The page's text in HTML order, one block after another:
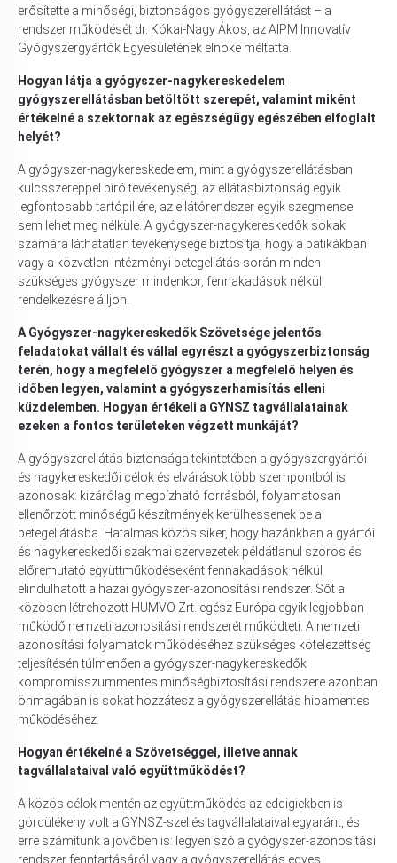
erősítette a minőségi, biztonságos gyógyszerellátást – a
rendszer működését dr. Kókai-Nagy Ákos, az AIPM Innovatív
Gyógyszergyártók Egyesületének elnöke méltatta.
Hogyan látja a gyógyszer-nagykereskedelem
gyógyszerellátásban betöltött szerepét, valamint miként
értékelné a szektornak az egészségügy egészében elfoglalt
helyét?
A gyógyszer-nagykereskedelem, mint a gyógyszerellátásban
kulcsszereppel bíró tevékenység, az ellátásbiztonság egyik
legfontosabb tartópillére, az ellátórendszer egyik szegmense
sem lehet meg nélküle. A gyógyszer-nagykereskedők sokak
számára láthatatlan tevékenysége biztosítja, hogy a patikákban
vagy a közvetlen intézményi betegellátás során minden
szükséges gyógyszer mindenkor, fennakadások nélkül
rendelkezésre álljon.
A Gyógyszer-nagykereskedők Szövetsége jelentős
feladatokat vállalt és vállal egyrészt a gyógyszerbiztonság
terén, hogy a megfelelő gyógyszer a megfelelő helyen és
időben legyen, valamint a gyógyszerhamisítás elleni
küzdelemben. Hogyan értékeli a GYNSZ tagvállalatainak
ezeken a fontos területeken végzett munkáját?
A gyógyszerellátás biztonsága tekintetében a gyógyszergyártói
és nagykereskedői célok és elvárások több szempontból is
azonosak: kizárólag megbízható forrásból, folyamatosan
ellenőrzött minőségű készítmények kerülhessenek be a
betegellátásba. Hatalmas közös siker, hogy hazánkban a gyártói
és nagykereskedői szakmai szervezetek példátlanul szoros és
előremutató együttműködéseként fennakadások nélkül
elindulhatott a hazai gyógyszer-azonosítási rendszer. Sőt a
közösen létrehozott HUMVO Zrt. egész Európa egyik legjobban
működő nemzeti azonosítási rendszerét működteti. A nemzeti
azonosítási folyamatok működéséhez szükséges kötelezettség
teljesítésén túlmenően a gyógyszer-nagykereskedők
kompromisszummentes minőségbiztosítási rendszere azonban
önmagában is sokat hozzátesz a gyógyszerellátás hibamentes
működéséhez.
Hogyan értékelné a Szövetséggel, illetve annak
tagvállalataival való együttműködést?
A közös célok mentén az együttműködés az eddigiekben is
gördülékeny volt a GYNSZ-szel és tagvállalataival egyaránt, és
erre számítunk a jövőben is: legyen szó a gyógyszer-azonosítási
rendszer fenntartásáról vagy a gyógyszerellátás egyes